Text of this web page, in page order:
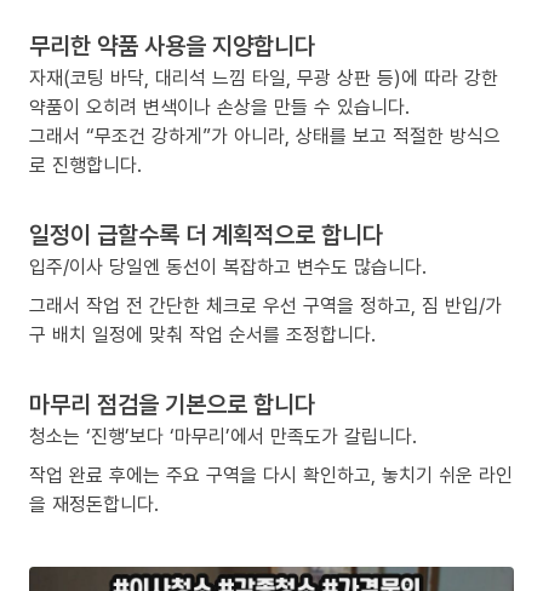
무리한 약품 사용을 지양합니다
자재(코팅 바닥, 대리석 느낌 타일, 무광 상판 등)에 따라 강한
약품이 오히려 변색이나 손상을 만들 수 있습니다.
그래서 “무조건 강하게”가 아니라, 상태를 보고 적절한 방식으
로 진행합니다.
일정이 급할수록 더 계획적으로 합니다
입주/이사 당일엔 동선이 복잡하고 변수도 많습니다.
그래서 작업 전 간단한 체크로 우선 구역을 정하고, 짐 반입/가
구 배치 일정에 맞춰 작업 순서를 조정합니다.
마무리 점검을 기본으로 합니다
청소는 ‘진행’보다 ‘마무리’에서 만족도가 갈립니다.
작업 완료 후에는 주요 구역을 다시 확인하고, 놓치기 쉬운 라인
을 재정돈합니다.